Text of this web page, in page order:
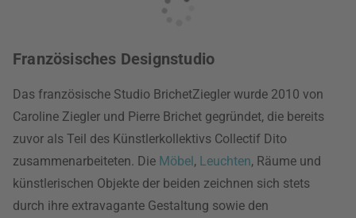
Französisches Designstudio
Das französische Studio BrichetZiegler wurde 2010 von
Caroline Ziegler und Pierre Brichet gegründet, die bereits
zuvor als Teil des Künstlerkollektivs Collectif Dito
zusammenarbeiteten. Die Möbel, Leuchten, Räume und
künstlerischen Objekte der beiden zeichnen sich stets
durch ihre extravagante Gestaltung sowie den